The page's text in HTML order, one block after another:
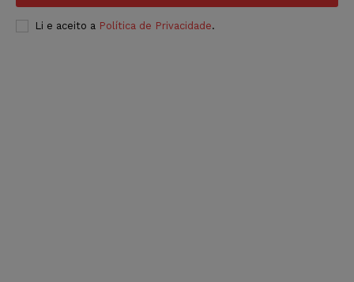
Li e aceito a Política de Privacidade.